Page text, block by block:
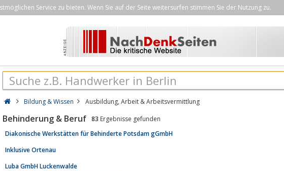
Service zu bieten. Wenn Sie auf der Seite weitersurfen stimmen Sie der Nutzung zu.
Bildung & Wissen Ausbildung, Arbeit & Arbeitsvermittlung
Behinderung & Beruf 83 Ergebnisse gefunden
Diakonische Werkstätten für Behinderte Potsdam gGmbH
Inklusive Ortenau
Luba GmbH Luckenwalde